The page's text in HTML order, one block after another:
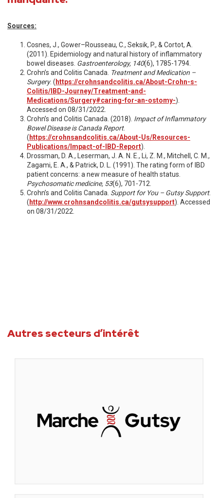
Sources:
Cosnes, J., Gower–Rousseau, C., Seksik, P., & Cortot, A.
(2011). Epidemiology and natural history of inflammatory
bowel diseases. Gastroenterology, 140(6), 1785-1794.
Crohn’s and Colitis Canada. Treatment and Medication –
Surgery. ( https://crohnsandcolitis.ca/About-Crohn-s-
Colitis/IBD-Journey/Treatment-and-
Medications/Surgery#caring-for-an-ostomy-).
Accessed on 08/31/2022.
Crohn’s and Colitis Canada. (2018). Impact of Inflammatory
Bowel Disease is Canada Report.
( https://crohnsandcolitis.ca/About-Us/Resources-
Publications/Impact-of-IBD-Report).
Drossman, D. A., Leserman, J. A. N. E., Li, Z. M., Mitchell, C. M.,
Zagami, E. A., & Patrick, D. L. (1991). The rating form of IBD
patient concerns: a new measure of health status.
Psychosomatic medicine, 53(6), 701-712.
Crohn’s and Colitis Canada. Support for You – Gutsy Support.
( http://www.crohnsandcolitis.ca/gutsysupport). Accessed
on 08/31/2022.
Autres secteurs d’intérêt